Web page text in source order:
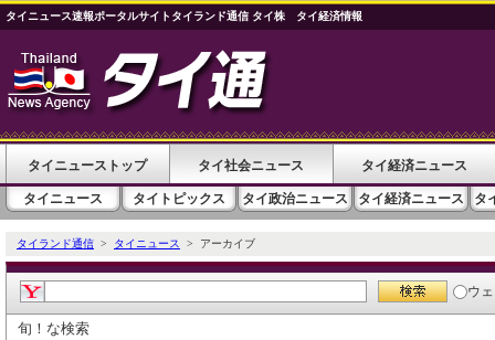
タイニュース速報ポータルサイトタイランド通信 タイ株 タイ経済情報
タイニューストップ タイ社会ニュース タイ経済ニュース
タイニュース タイトピックス タイ政治ニュース タイ経済ニュース タ
タイランド通信 > タイニュース > アーカイブ
ウ
旬！な検索